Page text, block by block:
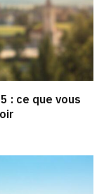
: ce que vous